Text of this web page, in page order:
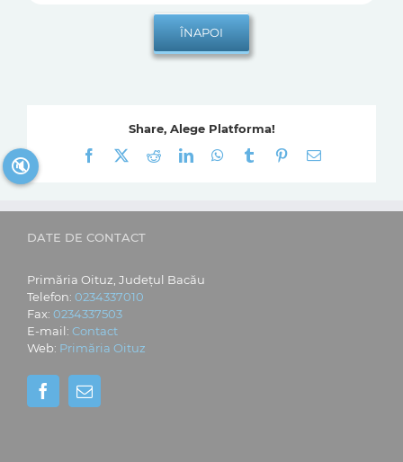
Share, Alege Platforma!
Facebook
RedditLinkedInWhatsApp
Tumblr Pinterest
E-
DATE DE CONTACT
Primăria Oituz, Județul Bacău
Telefon: 0234337010
Fax: 0234337503
E-mail: Contact
Web: Primăria Oituz
🔇